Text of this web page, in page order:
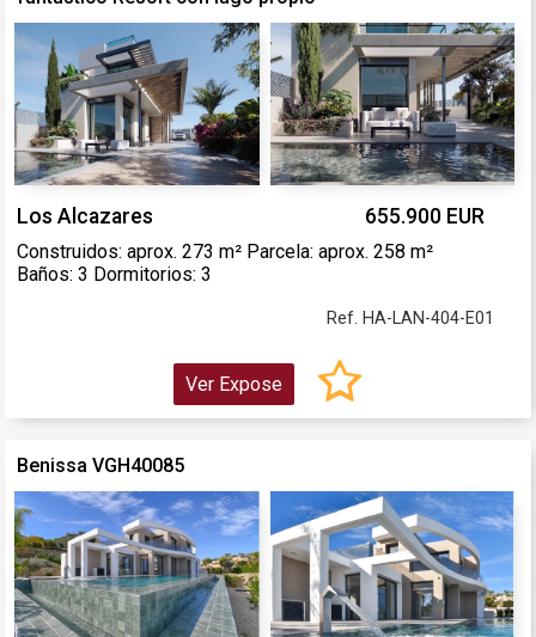
Los Alcazares 655.900 EUR
Construidos: aprox. 273 m² Parcela: aprox. 258 m²
Baños: 3 Dormitorios: 3
Ref. HA-LAN-404-E01
Ver Expose
Benissa VGH40085